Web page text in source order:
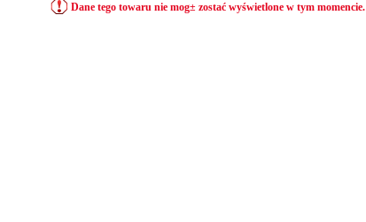
Dane tego towaru nie mog± zostać wyświetlone w tym momencie.